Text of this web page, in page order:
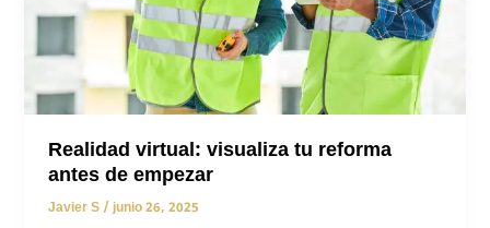
Realidad virtual: visualiza tu reforma
antes de empezar
Javier S/junio 26, 2025